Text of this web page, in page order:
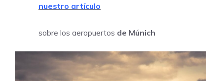
nuestro artículo
sobre los aeropuertos de Múnich